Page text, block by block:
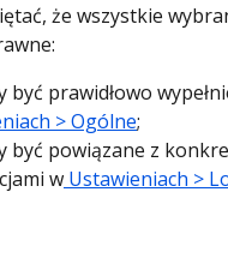
że wszystkie
być prawidłowo
> Ogólne;
być powiązane z
w Ustawieniach >